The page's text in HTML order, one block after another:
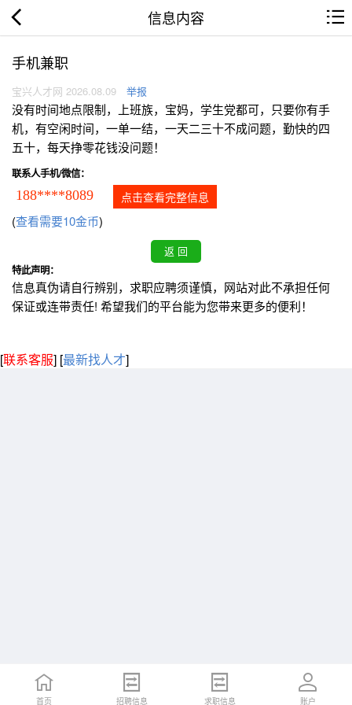
信息内容
手机兼职
宝兴人才网 2026.08.09 举报
没有时间地点限制，上班族，宝妈，学生党都可，只要你有手
机，有空闲时间，一单一结，一天二三十不成问题，勤快的四
五十，每天挣零花钱没问题！
联系人手机/微信：
188****8089 点击查看完整信息
(查看需要10金币)
特此声明：
信息真伪请自行辨别，求职应聘须谨慎，网站对此不承担任何
保证或连带责任! 希望我们的平台能为您带来更多的便利！
[联系客服] [最新找人才]
首页 招聘信息 求职信息 账户